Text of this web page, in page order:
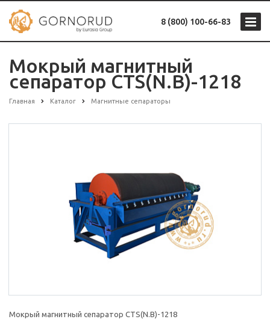
8 (800) 100-66-83
Мокрый магнитный
сепаратор CTS(N.B)-1218
Главная Каталог Магнитные сепараторы
Мокрый магнитный сепаратор CTS(N.B)-1218